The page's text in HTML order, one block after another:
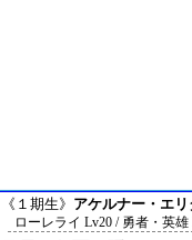
《１期生》 アケルナー・エリ
ローレライ Lv20 / 勇者・英雄